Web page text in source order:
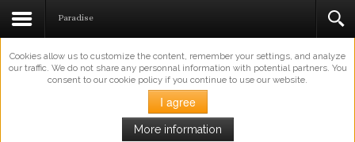
Cookies allow us to customize the content, remember your settings, and analyze
our traffic. We do not share any personnal information with potential partners. You
consent to our cookie policy if you continue to use our website.
I agree
More information
Paradise